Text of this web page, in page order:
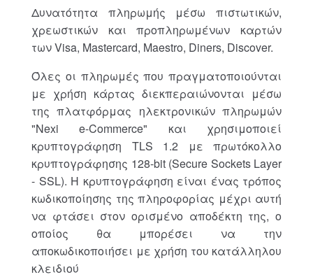
Δυνατότητα πληρωμής μέσω πιστωτικών,
χρεωστικών και προπληρωμένων καρτών
των Visa, Mastercard, Maestro, Diners, Discover.
Όλες οι πληρωμές που πραγματοποιούνται
με χρήση κάρτας διεκπεραιώνονται μέσω
της πλατφόρμας ηλεκτρονικών πληρωμών
"Nexi e-Commerce" και χρησιμοποιεί
κρυπτογράφηση TLS 1.2 με πρωτόκολλο
κρυπτογράφησης 128-bit (Secure Sockets Layer
- SSL). Η κρυπτογράφηση είναι ένας τρόπος
κωδικοποίησης της πληροφορίας μέχρι αυτή
να φτάσει στον ορισμένο αποδέκτη της, ο
οποίος θα μπορέσει να την
αποκωδικοποιήσει με χρήση του κατάλληλου
κλειδιού